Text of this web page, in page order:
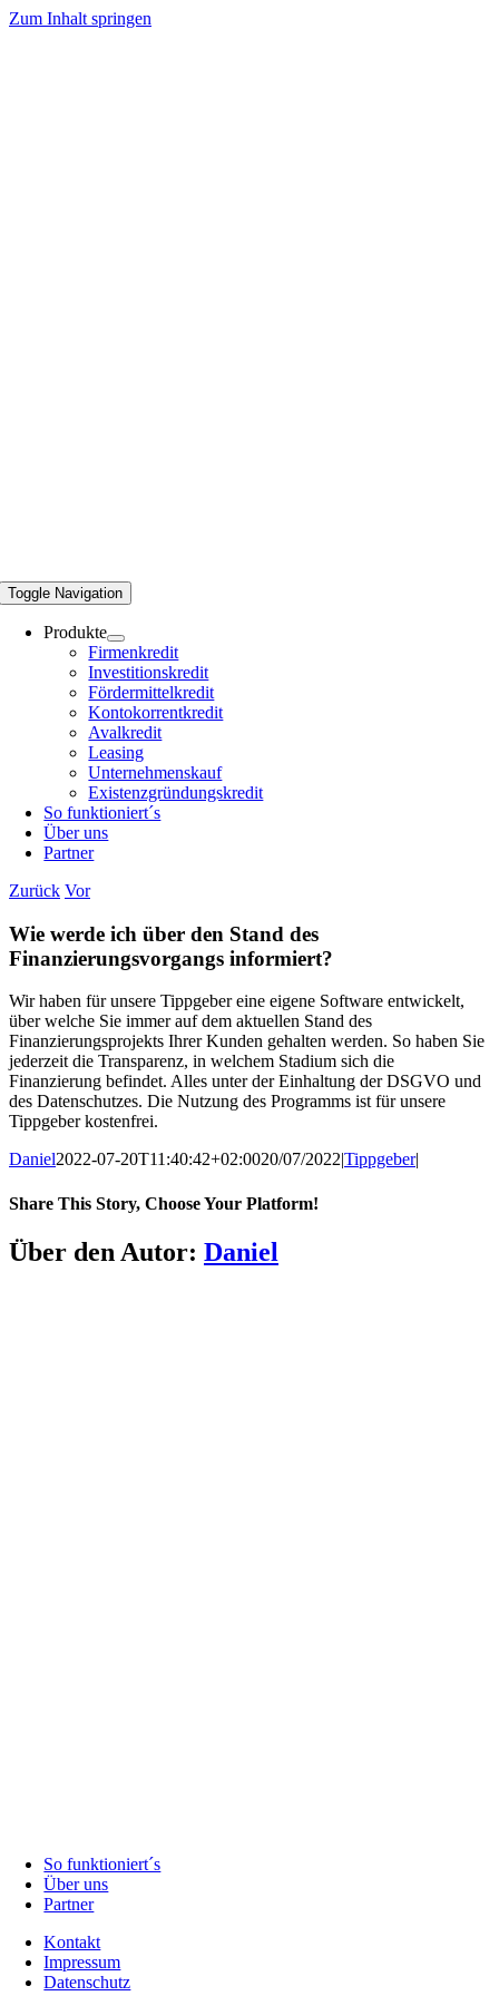
Zum Inhalt springen
Toggle Navigation
Produkte
Firmenkredit
Investitionskredit
Fördermittelkredit
Kontokorrentkredit
Avalkredit
Leasing
Unternehmenskauf
Existenzgründungskredit
So funktioniert´s
Über uns
Partner
Zurück Vor
Wie werde ich über den Stand des
Finanzierungsvorgangs informiert?
Wir haben für unsere Tippgeber eine eigene Software entwickelt,
über welche Sie immer auf dem aktuellen Stand des
Finanzierungsprojekts Ihrer Kunden gehalten werden. So haben Sie
jederzeit die Transparenz, in welchem Stadium sich die
Finanzierung befindet. Alles unter der Einhaltung der DSGVO und
des Datenschutzes. Die Nutzung des Programms ist für unsere
Tippgeber kostenfrei.
Daniel2022-07-20T11:40:42+02:0020/07/2022|Tippgeber|
Share This Story, Choose Your Platform!
Über den Autor: Daniel
So funktioniert´s
Über uns
Partner
Kontakt
Impressum
Datenschutz